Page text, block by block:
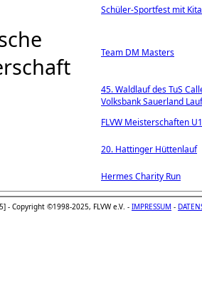
Schüler-Sportfest mit
Team DM Masters
45. Waldlauf des TuS
Volksbank Sauerland
FLVW Meisterschaften
20. Hattinger Hüttenlauf
Hermes Charity Run
- Copyright ©1998-2025, FLVW e.V. - IMPRESSUM -